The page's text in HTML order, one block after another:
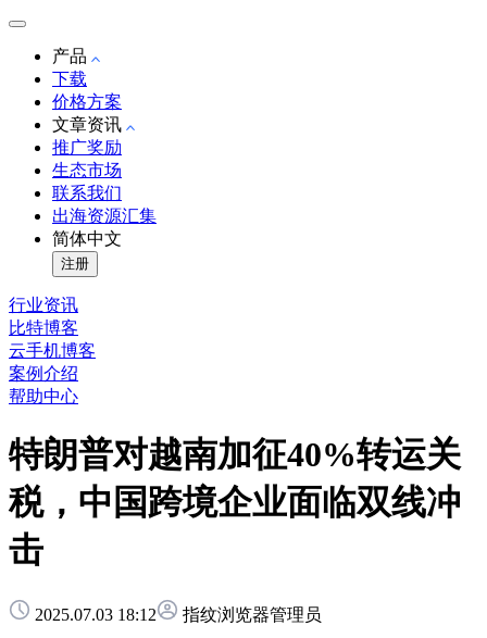
产品
下载
价格方案
文章资讯
推广奖励
生态市场
联系我们
出海资源汇集
简体中文
注册
行业资讯
比特博客
云手机博客
案例介绍
帮助中心
特朗普对越南加征40%转运关
税，中国跨境企业面临双线冲
击
2025.07.03 18:12 指纹浏览器管理员